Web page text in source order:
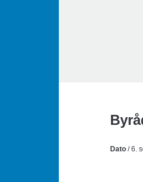
Dato / 6.